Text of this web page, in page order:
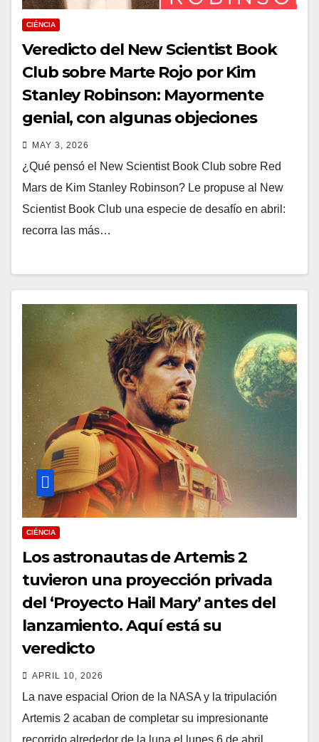
CIÉNCIA
Veredicto del New Scientist Book
Club sobre Marte Rojo por Kim
Stanley Robinson: Mayormente
genial, con algunas objeciones
MAY 3, 2026
¿Qué pensó el New Scientist Book Club sobre Red
Mars de Kim Stanley Robinson? Le propuse al New
Scientist Book Club una especie de desafío en abril:
recorra las más…
CIÉNCIA
Los astronautas de Artemis 2
tuvieron una proyección privada
del ‘Proyecto Hail Mary’ antes del
lanzamiento. Aquí está su
veredicto
APRIL 10, 2026
La nave espacial Orion de la NASA y la tripulación
Artemis 2 acaban de completar su impresionante